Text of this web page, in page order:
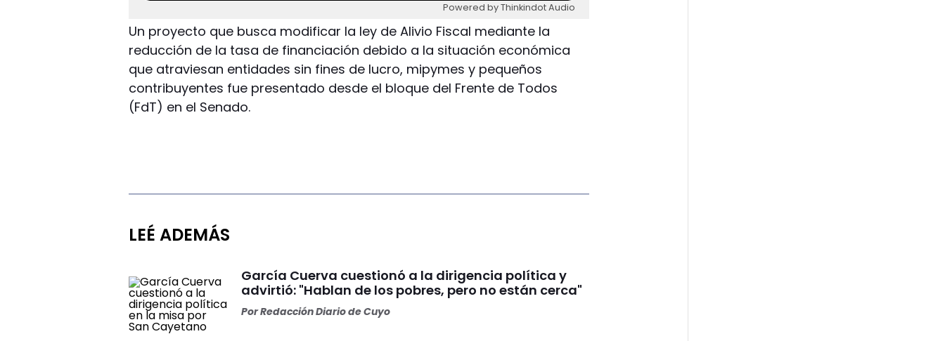
Powered by Thinkindot Audio
Un proyecto que busca modificar la ley de Alivio Fiscal mediante la
reducción de la tasa de financiación debido a la situación económica
que atraviesan entidades sin fines de lucro, mipymes y pequeños
contribuyentes fue presentado desde el bloque del Frente de Todos
(FdT) en el Senado.
LEÉ ADEMÁS
García Cuerva cuestionó a la dirigencia política y
advirtió: "Hablan de los pobres, pero no están cerca"
PorRedacción Diario de Cuyo